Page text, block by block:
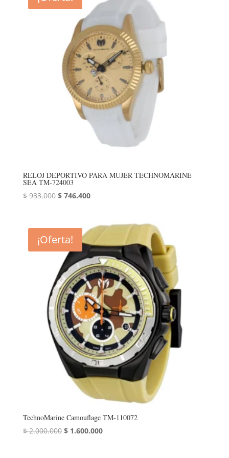
RELOJ DEPORTIVO PARA MUJER TECHNOMARINE
SEA TM-724003
$933.000 El
era:
$ 933.000.
$746.400El
es:
$ 746.400.
¡Oferta!
TechnoMarine Camouflage TM-110072
$2.000.000 El
$1.600.000El